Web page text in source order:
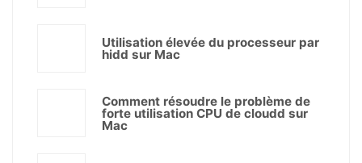
Utilisation élevée du processeur par
hidd sur Mac
Comment résoudre le problème de
forte utilisation CPU de cloudd sur
Mac